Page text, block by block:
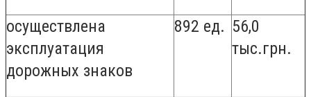
осуществлена
эксплуатация
дорожных знаков
892 ед. 56,0
тыс.грн.